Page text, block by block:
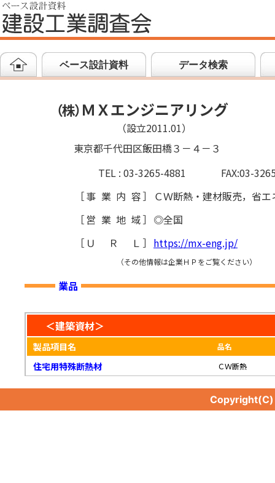
ベース設計資料 データ検索
（株）ＭＸエンジニアリング
（設立2011.01）
東京都千代田区飯田橋３－４－３
TEL : 03-3265-4881
FAX:03-
［事業内容］
ＣＷ断熱・建材販売，省
［ 営業地域］ ◎全国
［ ＵＲＬ ］ https://mx-eng.jp/
（その他情報は企業ＨＰをご覧ください）
業品
＜建築資材＞
製品項目名 品名
住宅用特殊断熱材 ＣＷ断熱